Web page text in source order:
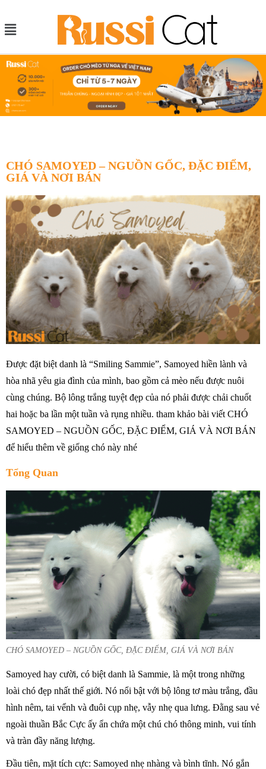
CHÓ SAMOYED – NGUỒN GỐC, ĐẶC ĐIỂM,
GIÁ VÀ NƠI BÁN
Được đặt biệt danh là “Smiling Sammie”, Samoyed hiền lành và
hòa nhã yêu gia đình của mình, bao gồm cả mèo nếu được nuôi
cùng chúng. Bộ lông trắng tuyệt đẹp của nó phải được chải chuốt
hai hoặc ba lần một tuần và rụng nhiều. tham khảo bài viết CHÓ
SAMOYED – NGUỒN GỐC, ĐẶC ĐIỂM, GIÁ VÀ NƠI BÁN
để hiểu thêm về giống chó này nhé
Tổng Quan
CHÓ SAMOYED – NGUỒN GỐC, ĐẶC ĐIỂM, GIÁ VÀ NƠI BÁN
Samoyed hay cười, có biệt danh là Sammie, là một trong những
loài chó đẹp nhất thế giới. Nó nổi bật với bộ lông tơ màu trắng, đầu
hình nêm, tai vểnh và đuôi cụp nhẹ, vẫy nhẹ qua lưng. Đằng sau vẻ
ngoài thuần Bắc Cực ấy ẩn chứa một chú chó thông minh, vui tính
và tràn đầy năng lượng.
Đầu tiên, mặt tích cực: Samoyed nhẹ nhàng và bình tĩnh. Nó gắn